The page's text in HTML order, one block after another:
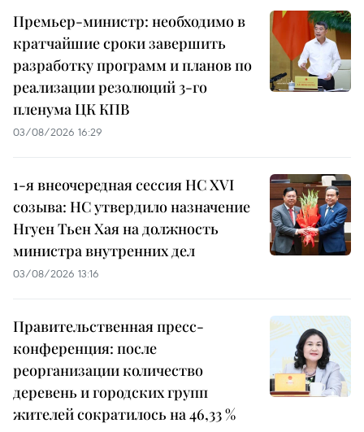
Премьер-министр: необходимо в
кратчайшие сроки завершить
разработку программ и планов по
реализации резолюций 3-го
пленума ЦК КПВ
03/08/2026 16:29
1-я внеочередная сессия НС XVI
созыва: НС утвердило назначение
Нгуен Тьен Хая на должность
министра внутренних дел
03/08/2026 13:16
Правительственная пресс-
конференция: после
реорганизации количество
деревень и городских групп
жителей сократилось на 46,33 %